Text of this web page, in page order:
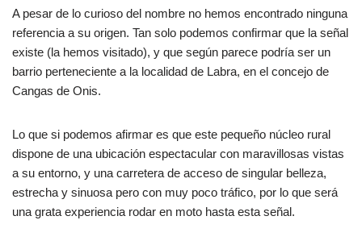
A pesar de lo curioso del nombre no hemos encontrado ninguna
referencia a su origen. Tan solo podemos confirmar que la señal
existe (la hemos visitado), y que según parece podría ser un
barrio perteneciente a la localidad de Labra, en el concejo de
Cangas de Onis.
Lo que si podemos afirmar es que este pequeño núcleo rural
dispone de una ubicación espectacular con maravillosas vistas
a su entorno, y una carretera de acceso de singular belleza,
estrecha y sinuosa pero con muy poco tráfico, por lo que será
una grata experiencia rodar en moto hasta esta señal.